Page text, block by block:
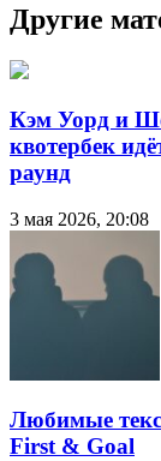
Другие
Кэм Уорд и
квотербек
раунд
3 мая 2026, 20:08
Любимые
First & Goal